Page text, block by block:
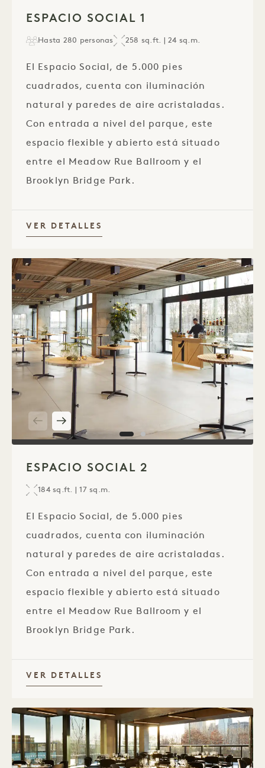
ESPACIO SOCIAL 1
Hasta 280 personas 258 sq.ft. | 24 sq.m.
El Espacio Social, de 5.000 pies
cuadrados, cuenta con iluminación
natural y paredes de aire acristaladas.
Con entrada a nivel del parque, este
espacio flexible y abierto está situado
entre el Meadow Rue Ballroom y el
Brooklyn Bridge Park.
VER DETALLES
ESPACIO SOCIAL 2
184 sq.ft. | 17 sq.m.
El Espacio Social, de 5.000 pies
cuadrados, cuenta con iluminación
natural y paredes de aire acristaladas.
Con entrada a nivel del parque, este
espacio flexible y abierto está situado
entre el Meadow Rue Ballroom y el
Brooklyn Bridge Park.
VER DETALLES